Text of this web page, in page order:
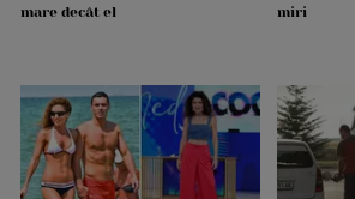
mare decât el
miri